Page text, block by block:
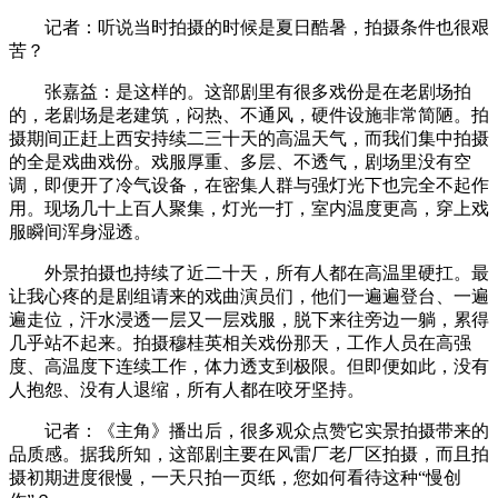
记者：听说当时拍摄的时候是夏日酷暑，拍摄条件也很艰
苦？
张嘉益：是这样的。这部剧里有很多戏份是在老剧场拍
的，老剧场是老建筑，闷热、不通风，硬件设施非常简陋。拍
摄期间正赶上西安持续二三十天的高温天气，而我们集中拍摄
的全是戏曲戏份。戏服厚重、多层、不透气，剧场里没有空
调，即便开了冷气设备，在密集人群与强灯光下也完全不起作
用。现场几十上百人聚集，灯光一打，室内温度更高，穿上戏
服瞬间浑身湿透。
外景拍摄也持续了近二十天，所有人都在高温里硬扛。最
让我心疼的是剧组请来的戏曲演员们，他们一遍遍登台、一遍
遍走位，汗水浸透一层又一层戏服，脱下来往旁边一躺，累得
几乎站不起来。拍摄穆桂英相关戏份那天，工作人员在高强
度、高温度下连续工作，体力透支到极限。但即便如此，没有
人抱怨、没有人退缩，所有人都在咬牙坚持。
记者：《主角》播出后，很多观众点赞它实景拍摄带来的
品质感。据我所知，这部剧主要在风雷厂老厂区拍摄，而且拍
摄初期进度很慢，一天只拍一页纸，您如何看待这种“慢创